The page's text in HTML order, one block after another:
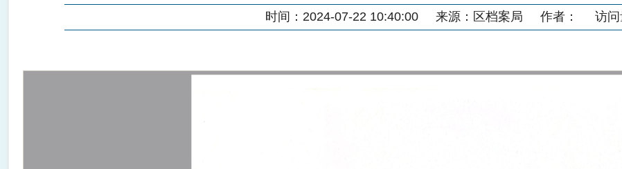
时间：2024-07-22 10:40:00 来源： 区档案局 作者： 访问